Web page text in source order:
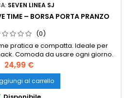
SEVEN LINEA SJ
TIME – BORSA PORTA PRANZO
(0)
pratica e compatta. Ideale per
Comoda da usare ogni giorno.
lavoro e tempo libero.
Prezzo
24,99 €
al carrello